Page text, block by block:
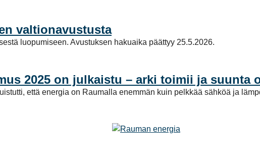
valtionavustusta
luopumiseen. Avustuksen hakuaika päättyy 25.5.2026.
2025 on julkaistu – arki toimii ja suunta
että energia on Raumalla enemmän kuin pelkkää sähköä ja